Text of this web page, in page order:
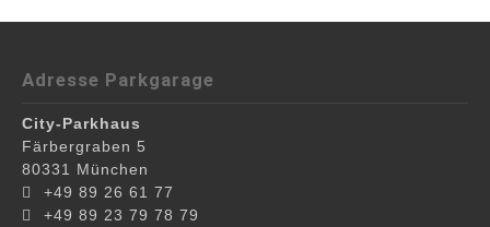
Adresse Parkgarage
City-Parkhaus
Färbergraben 5
80331 München
+49 89 26 61 77
+49 89 23 79 78 79